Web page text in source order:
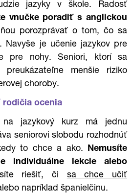
jazyky v škole. Radosť
vnučke poradiť s anglickou
porozprávať o tom, čo sa
Navyše je učenie jazykov pre
pre nohy. Seniori, ktorí sa
menšie riziko
choroby.
rodičia ocenia
na jazykový kurz má jednu
seniorovi slobodu rozhodnúť
to chce a ako. Nemusíte
individuálne lekcie alebo
riešiť, či sa chce učiť
napríklad španielčinu.